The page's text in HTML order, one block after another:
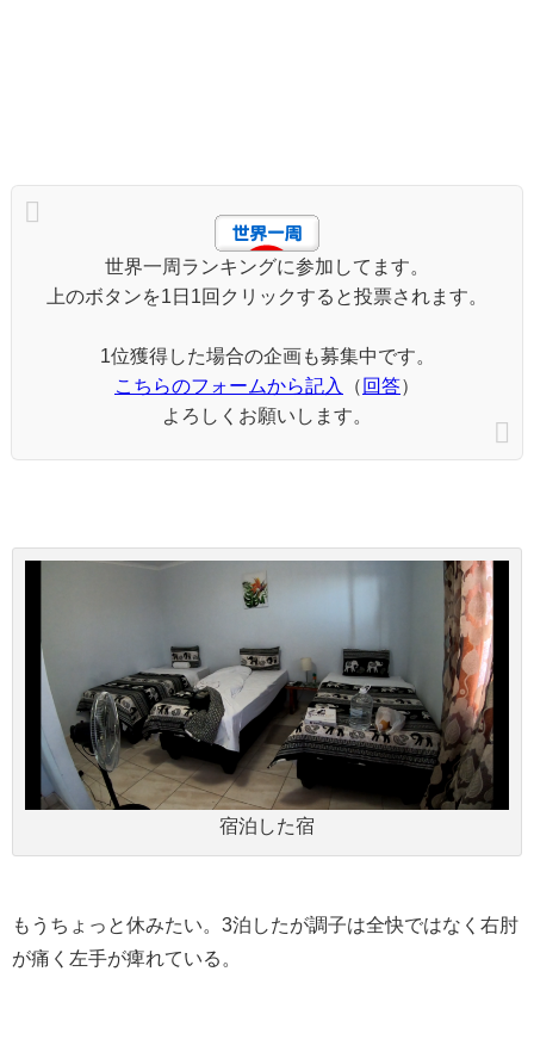
世界一周ランキングに参加してます。
上のボタンを1日1回クリックすると投票されます。
1位獲得した場合の企画も募集中です。
こちらのフォームから記入
（ 回答）
よろしくお願いします。
宿泊した宿
もうちょっと休みたい。3泊したが調子は全快ではなく右肘
が痛く左手が痺れている。